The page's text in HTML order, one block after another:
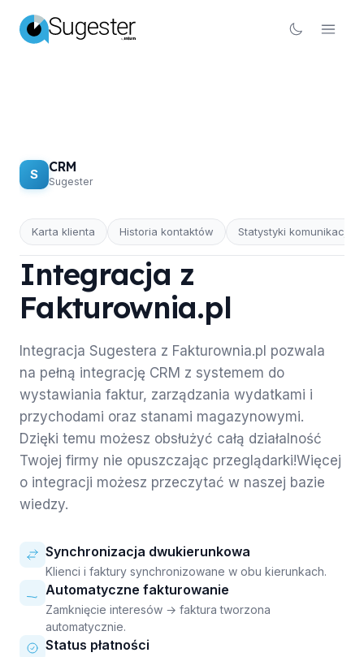
S CRM
Sugester
Karta klienta Historia kontaktów Statystyki komunikacji
CRM
Integracja z
Fakturownia.pl
Integracja Sugestera z Fakturownia.pl pozwala
na pełną integrację CRM z systemem do
wystawiania faktur, zarządzania wydatkami i
przychodami oraz stanami magazynowymi.
Dzięki temu możesz obsłużyć całą działalność
Twojej firmy nie opuszczając przeglądarki!Więcej
o integracji możesz przeczytać w naszej bazie
wiedzy.
Synchronizacja dwukierunkowa
Klienci i faktury synchronizowane w obu kierunkach.
Automatyczne fakturowanie
Zamknięcie interesów → faktura tworzona
automatycznie.
Status płatności